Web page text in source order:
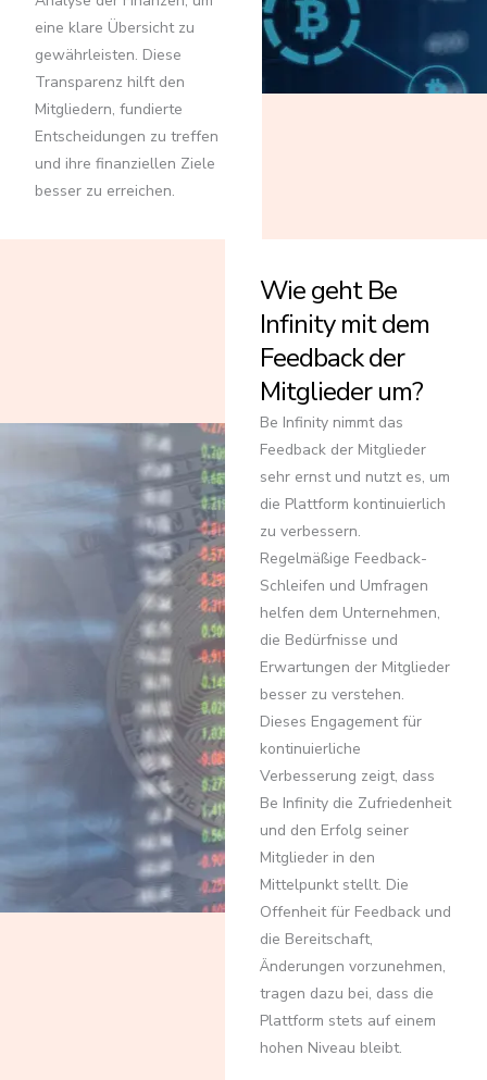
eine klare Übersicht zu
gewährleisten. Diese
Transparenz hilft den
Mitgliedern, fundierte
Entscheidungen zu treffen
und ihre finanziellen Ziele
besser zu erreichen.
Wie geht Be
Infinity mit dem
Feedback der
Mitglieder um?
Be Infinity nimmt das
Feedback der Mitglieder
sehr ernst und nutzt es, um
die Plattform kontinuierlich
zu verbessern.
Regelmäßige Feedback-
Schleifen und Umfragen
helfen dem Unternehmen,
die Bedürfnisse und
Erwartungen der Mitglieder
besser zu verstehen.
Dieses Engagement für
kontinuierliche
Verbesserung zeigt, dass
Be Infinity die Zufriedenheit
und den Erfolg seiner
Mitglieder in den
Mittelpunkt stellt. Die
Offenheit für Feedback und
die Bereitschaft,
Änderungen vorzunehmen,
tragen dazu bei, dass die
Plattform stets auf einem
hohen Niveau bleibt.